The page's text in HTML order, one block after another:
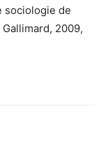
sociologie de
2009,